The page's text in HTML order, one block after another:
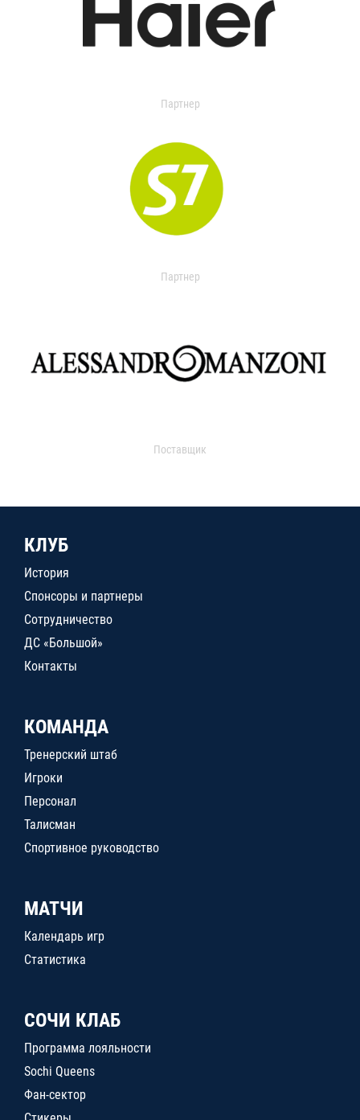
Партнер
Партнер
Поставщик
КЛУБ
История
Спонсоры и партнеры
Сотрудничество
ДС «Большой»
Контакты
КОМАНДА
Тренерский штаб
Игроки
Персонал
Талисман
Спортивное руководство
МАТЧИ
Календарь игр
Статистика
СОЧИ КЛАБ
Программа лояльности
Sochi Queens
Фан-сектор